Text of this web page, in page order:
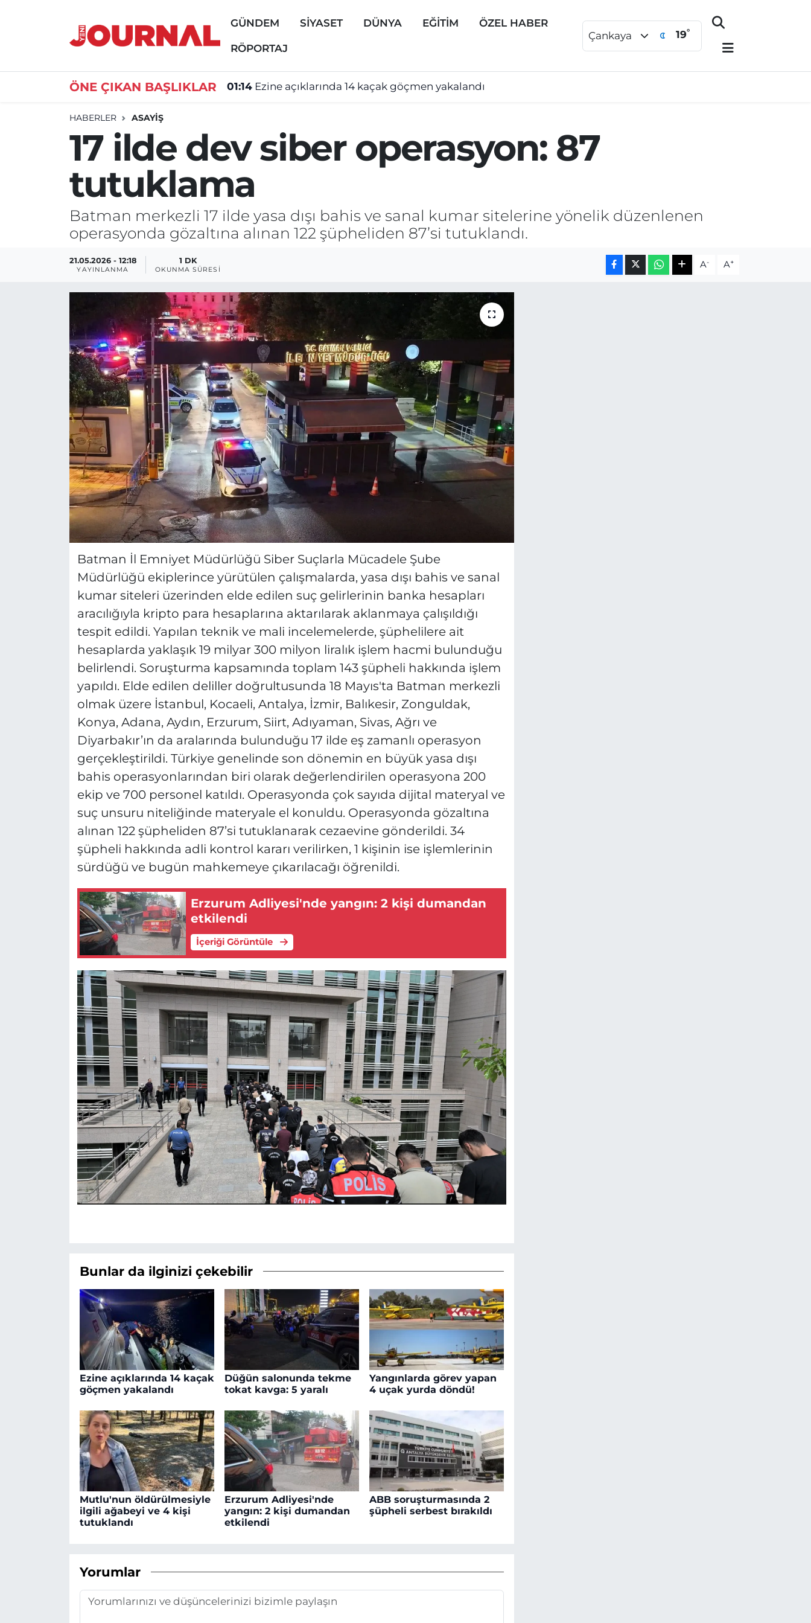
GÜNDEM SİYASET DÜNYA EĞİTİM ÖZEL HABER
RÖPORTAJ
Çankaya 19°
ÖNE ÇIKAN BAŞLIKLAR 01:14 Ezine açıklarında 14 kaçak göçmen yakalandı
HABERLER ASAYİŞ
17 ilde dev siber operasyon: 87
tutuklama
Batman merkezli 17 ilde yasa dışı bahis ve sanal kumar sitelerine yönelik düzenlenen
operasyonda gözaltına alınan 122 şüpheliden 87’si tutuklandı.
21.05.2026 - 12:18
YAYINLANMA
1 DK
OKUNMA SÜRESI A- A+
Batman İl Emniyet Müdürlüğü Siber Suçlarla Mücadele Şube
Müdürlüğü ekiplerince yürütülen çalışmalarda, yasa dışı bahis ve sanal
kumar siteleri üzerinden elde edilen suç gelirlerinin banka hesapları
aracılığıyla kripto para hesaplarına aktarılarak aklanmaya çalışıldığı
tespit edildi. Yapılan teknik ve mali incelemelerde, şüphelilere ait
hesaplarda yaklaşık 19 milyar 300 milyon liralık işlem hacmi bulunduğu
belirlendi. Soruşturma kapsamında toplam 143 şüpheli hakkında işlem
yapıldı. Elde edilen deliller doğrultusunda 18 Mayıs'ta Batman merkezli
olmak üzere İstanbul, Kocaeli, Antalya, İzmir, Balıkesir, Zonguldak,
Konya, Adana, Aydın, Erzurum, Siirt, Adıyaman, Sivas, Ağrı ve
Diyarbakır’ın da aralarında bulunduğu 17 ilde eş zamanlı operasyon
gerçekleştirildi. Türkiye genelinde son dönemin en büyük yasa dışı
bahis operasyonlarından biri olarak değerlendirilen operasyona 200
ekip ve 700 personel katıldı. Operasyonda çok sayıda dijital materyal ve
suç unsuru niteliğinde materyale el konuldu. Operasyonda gözaltına
alınan 122 şüpheliden 87’si tutuklanarak cezaevine gönderildi. 34
şüpheli hakkında adli kontrol kararı verilirken, 1 kişinin ise işlemlerinin
sürdüğü ve bugün mahkemeye çıkarılacağı öğrenildi.
Erzurum Adliyesi'nde yangın: 2 kişi dumandan
etkilendi
İçeriği Görüntüle
Bunlar da ilginizi çekebilir
Ezine açıklarında 14 kaçak
göçmen yakalandı
Düğün salonunda tekme
tokat kavga: 5 yaralı
Yangınlarda görev yapan
4 uçak yurda döndü!
Mutlu'nun öldürülmesiyle
ilgili ağabeyi ve 4 kişi
tutuklandı
Erzurum Adliyesi'nde
yangın: 2 kişi dumandan
etkilendi
ABB soruşturmasında 2
şüpheli serbest bırakıldı
Yorumlar
GÜNDEM
DÜNYA
ÖZEL HABER
Nöbetçi Eczaneler
Süper Lig Puan Durumu ve Fikstür
Son Dakika Haberleri
Haber Arşivi